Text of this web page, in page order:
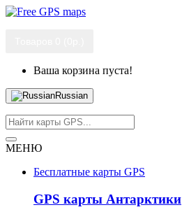
Ваша корзина пуста!
Russian
МЕНЮ
Бесплатные карты GPS
GPS карты Антарктики